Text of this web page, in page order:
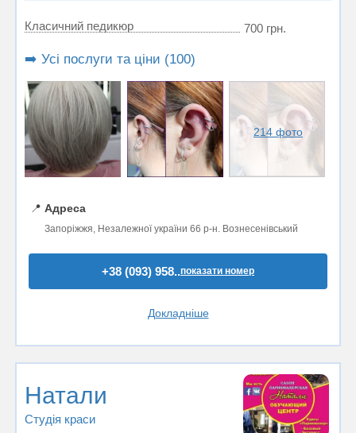
Класичний педикюр 700 грн.
➡️ Усі послуги та ціни (100)
214 фото
📍 Адреса
Запоріжжя, Незалежної україни 66 р-н. Вознесенівський
+38 (093) 958..показати номер
Докладніше
Натали
Студія краси